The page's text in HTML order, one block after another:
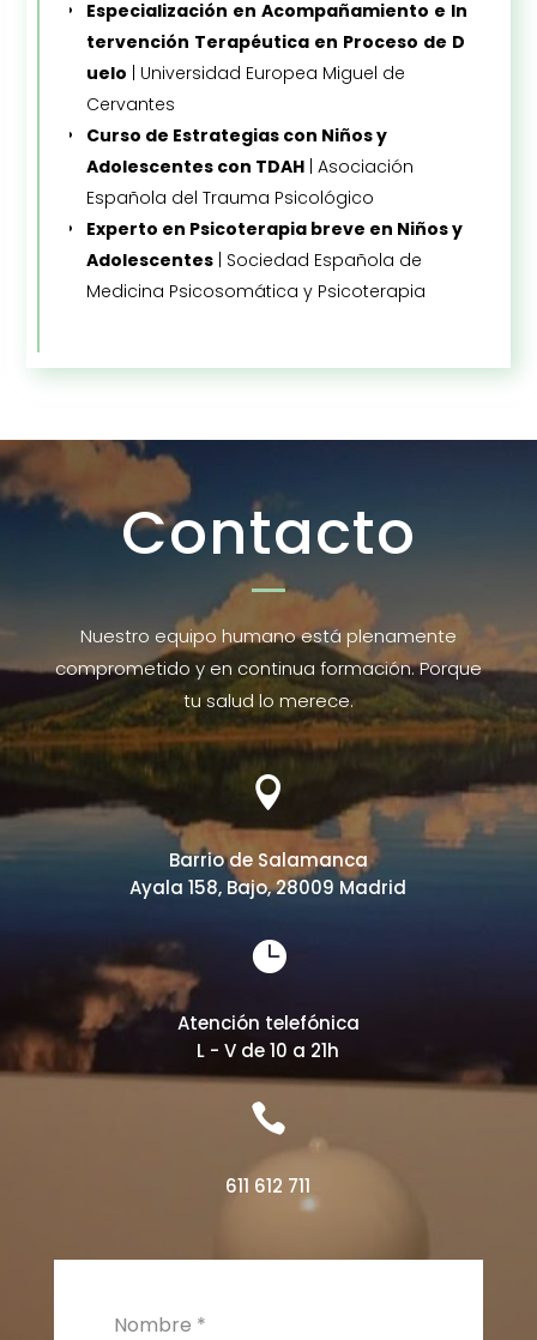
Especialización en Acompañamiento e In
tervención Terapéutica en Proceso de D
uelo | Universidad Europea Miguel de
Cervantes
Curso de Estrategias con Niños y
Adolescentes con TDAH | Asociación
Española del Trauma Psicológico
Experto en Psicoterapia breve en Niños y
Adolescentes | Sociedad Española de
Medicina Psicosomática y Psicoterapia
Contacto
Nuestro equipo humano está plenamente
comprometido y en continua formación. Porque
tu salud lo merece.

Barrio de Salamanca
Ayala 158, Bajo, 28009 Madrid

Atención telefónica
L - V de 10 a 21h

611 612 711
Nombre *